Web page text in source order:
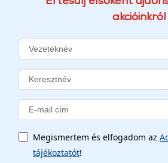
akcióinkról
Megismertem és elfogadom az
tájékoztatót!